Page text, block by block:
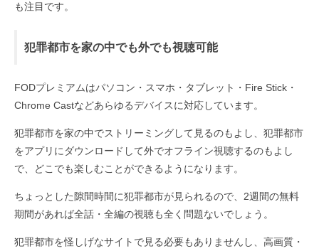
も注目です。
犯罪都市を家の中でも外でも視聴可能
FODプレミアムはパソコン・スマホ・タブレット・Fire Stick・
Chrome Castなどあらゆるデバイスに対応しています。
犯罪都市を家の中でストリーミングして見るのもよし、犯罪都市
をアプリにダウンロードして外でオフライン視聴するのもよし
で、どこでも楽しむことができるようになります。
ちょっとした隙間時間に犯罪都市が見られるので、2週間の無料
期間があれば全話・全編の視聴も全く問題ないでしょう。
犯罪都市を怪しげなサイトで見る必要もありませんし、高画質・